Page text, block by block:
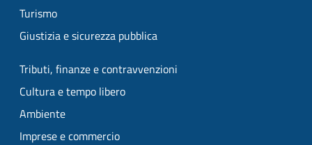
Turismo
Giustizia e sicurezza pubblica
Tributi, finanze e contravvenzioni
Cultura e tempo libero
Ambiente
Imprese e commercio